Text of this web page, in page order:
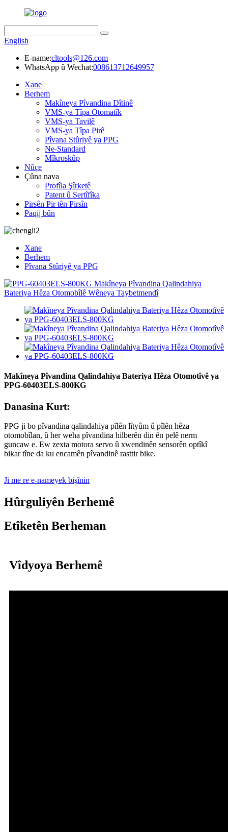
English
E-name:cltools@126.com
WhatsApp û Wechat:008613712649957
Xane
Berhem
Makîneya Pîvandina Dîtinê
VMS-ya Tîpa Otomatîk
VMS-ya Tavilê
VMS-ya Tîpa Pirê
Pîvana Stûriyê ya PPG
Ne-Standard
Mîkroskûp
Nûçe
Çûna nava
Profîla Şîrketê
Patent û Sertîfîka
Pirsên Pir tên Pirsîn
Paqij bûn
Xane
Berhem
Pîvana Stûriyê ya PPG
Makîneya Pîvandina Qalindahiya Bateriya Hêza Otomotîvê ya
PPG-60403ELS-800KG
Danasîna Kurt:
PPG ji bo pîvandina qalindahiya pîlên lîtyûm û pîlên hêza
otomobîlan, û her weha pîvandina hilberên din ên pelê nerm
guncaw e. Ew zexta motora servo û xwendinên sensorên optîkî
bikar tîne da ku encamên pîvandinê rasttir bike.
Ji me re e-nameyek bişînin
Hûrguliyên Berhemê
Etîketên Berheman
Vîdyoya Berhemê